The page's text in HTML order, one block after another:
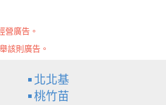
營廣告。
該則廣告。
北北基
桃竹苗